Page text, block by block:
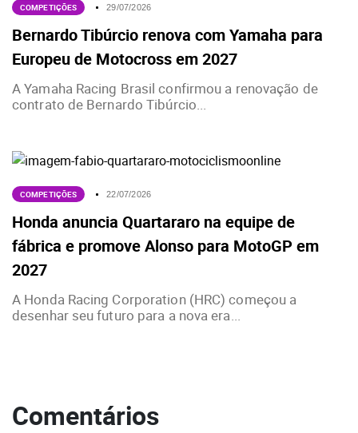
COMPETIÇÕES 29/07/2026
Bernardo Tibúrcio renova com Yamaha para
Europeu de Motocross em 2027
A Yamaha Racing Brasil confirmou a renovação de
contrato de Bernardo Tibúrcio...
COMPETIÇÕES 22/07/2026
Honda anuncia Quartararo na equipe de
fábrica e promove Alonso para MotoGP em
2027
A Honda Racing Corporation (HRC) começou a
desenhar seu futuro para a nova era...
Comentários